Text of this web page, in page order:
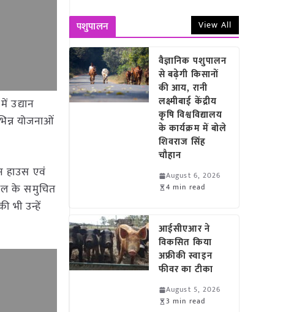
उद्यान
योजनाओं
हाउस एवं
के समुचित
भी उन्हें
पशुपालन View All
वैज्ञानिक पशुपालन
से बढ़ेगी किसानों
की आय, रानी
लक्ष्मीबाई केंद्रीय
कृषि विश्वविद्यालय
के कार्यक्रम में बोले
शिवराज सिंह
चौहान
August 6, 2026
4 min read
आईसीएआर ने
विकसित किया
अफ्रीकी स्वाइन
फीवर का टीका
August 5, 2026
3 min read